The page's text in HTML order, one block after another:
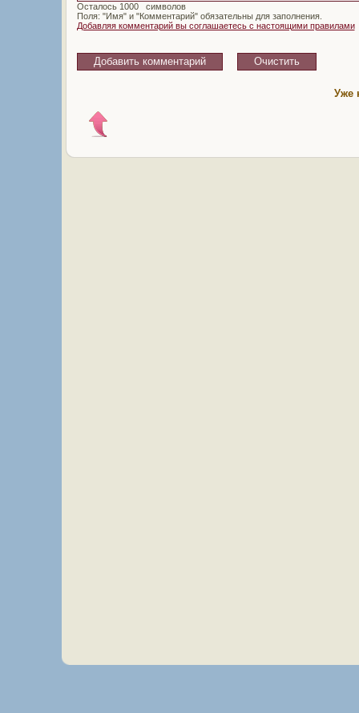
Осталось
символов
Поля: "Имя" и "Комментарий" обязательны для заполнения.
Добавляя комментарий вы соглашаетесь с настоящими правилами
Уже